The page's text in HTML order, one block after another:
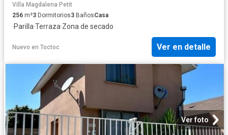
Villa Magdalena Petit
256 m²3 Dormitorios3 BañosCasa
·Parilla·Terraza·Zona de secado
Nuevo en Toctoc Ver en detalle
Ver foto